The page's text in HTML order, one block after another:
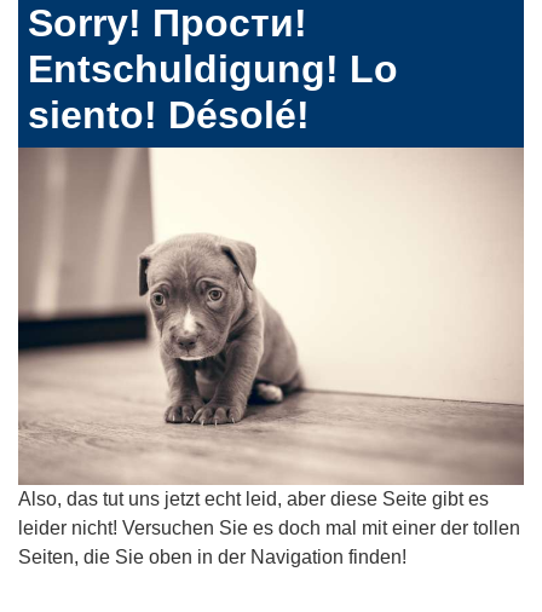
Sorry! Прости!
Entschuldigung! Lo
siento! Désolé!
Also, das tut uns jetzt echt leid, aber diese Seite gibt es
leider nicht! Versuchen Sie es doch mal mit einer der tollen
Seiten, die Sie oben in der Navigation finden!